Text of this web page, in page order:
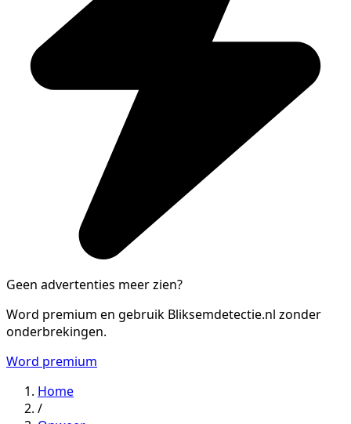
Geen advertenties meer zien?
Word premium en gebruik Bliksemdetectie.nl zonder
onderbrekingen.
Word premium
Home
/